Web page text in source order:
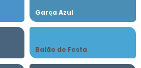
Garça Azul
Balão de Festa